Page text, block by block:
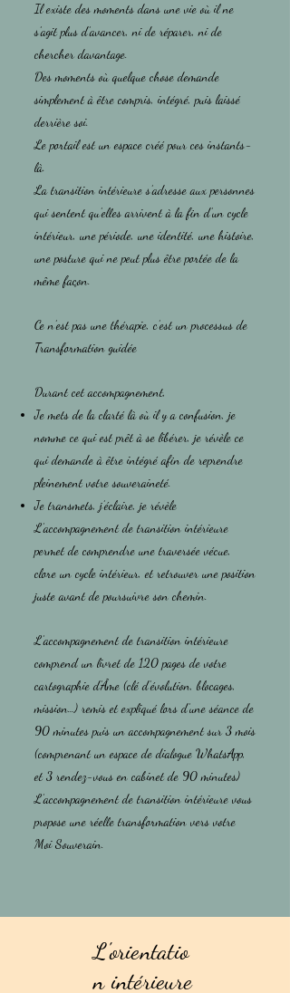
Il existe des moments dans une vie où il ne
s’agit plus d’avancer, ni de réparer, ni de
chercher davantage.
Des moments où quelque chose demande
simplement à être compris, intégré, puis laissé
derrière soi.
Le portail est un espace créé pour ces instants-
là.
La transition intérieure s’adresse aux personnes
qui sentent qu’elles arrivent à la fin d’un cycle
intérieur, une période, une identité, une histoire,
une posture qui ne peut plus être portée de la
même façon.
Ce n’est pas une thérapie, c’est un processus de
Transformation guidée
Durant cet accompagnement,
Je mets de la clarté là où il y a confusion, je
nomme ce qui est prêt à se libérer, je révèle ce
qui demande à être intégré afin de reprendre
pleinement votre souveraineté.
Je transmets, j’éclaire, je révèle
L’accompagnement de transition intérieure
permet de comprendre une traversée vécue,
clore un cycle intérieur, et retrouver une position
juste avant de poursuivre son chemin.
L’accompagnement de transition intérieure
comprend un livret de 120 pages de votre
cartographie d’Âme (clé d’évolution, blocages,
mission…) remis et expliqué lors d’une séance de
90 minutes puis un accompagnement sur 3 mois
(comprenant un espace de dialogue WhatsApp,
et 3 rendez-vous en cabinet de 90 minutes)
L’accompagnement de transition intérieure vous
propose une réelle transformation vers votre
Moi Souverain.
L'orientatio
n intérieure